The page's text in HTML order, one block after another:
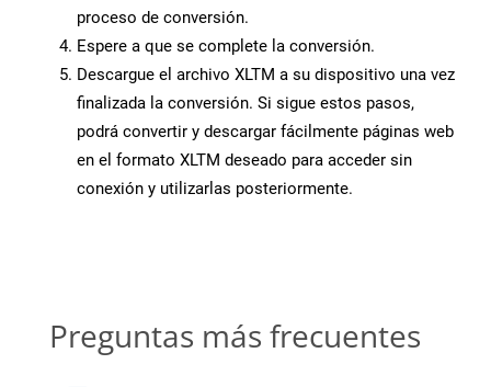
proceso de conversión.
Espere a que se complete la conversión.
Descargue el archivo XLTM a su dispositivo una vez
finalizada la conversión. Si sigue estos pasos,
podrá convertir y descargar fácilmente páginas web
en el formato XLTM deseado para acceder sin
conexión y utilizarlas posteriormente.
Preguntas más frecuentes